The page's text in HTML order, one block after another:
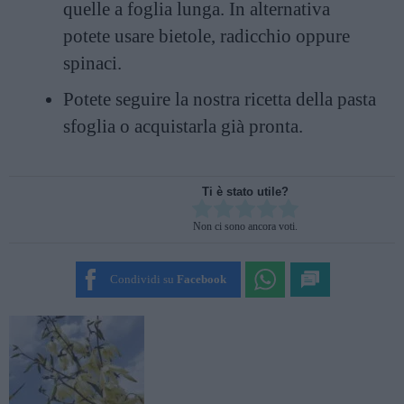
quelle a foglia lunga. In alternativa
potete usare bietole, radicchio oppure
spinaci.
Potete seguire la nostra ricetta della pasta
sfoglia o acquistarla già pronta.
Ti è stato utile?
SUBMIT RATING
Non ci sono ancora voti.
Condividi su Facebook